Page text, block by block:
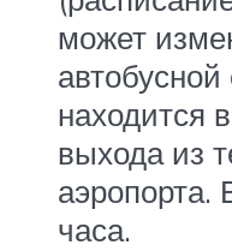
может
автобусной
находится
выхода из
аэропорта.
часа.